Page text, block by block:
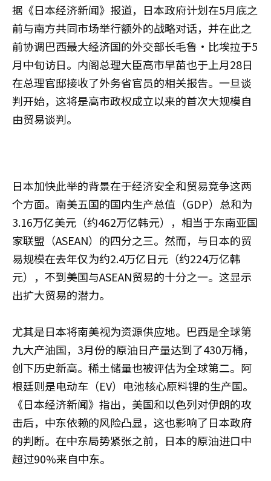
据《日本经济新闻》报道，日本政府计划在5月底之
前与南方共同市场举行额外的战略对话，并在此之
前协调巴西最大经济国的外交部长毛鲁·比埃拉于5
月中旬访日。内阁总理大臣高市早苗也于上月28日
在总理官邸接收了外务省官员的相关报告。一旦谈
判开始，这将是高市政权成立以来的首次大规模自
由贸易谈判。
日本加快此举的背景在于经济安全和贸易竞争这两
个方面。南美五国的国内生产总值（GDP）总和为
3.16万亿美元（约462万亿韩元），相当于东南亚国
家联盟（ASEAN）的四分之三。然而，与日本的贸
易规模在去年仅为约2.4万亿日元（约224万亿韩
元），不到美国与ASEAN贸易的十分之一。这显示
出扩大贸易的潜力。
尤其是日本将南美视为资源供应地。巴西是全球第
九大产油国，3月份的原油日产量达到了430万桶，
创下历史新高。稀土储量也被评估为全球第二。阿
根廷则是电动车（EV）电池核心原料锂的生产国。
《日本经济新闻》指出，美国和以色列对伊朗的攻
击后，中东依赖的风险凸显，这也影响了日本政府
的判断。在中东局势紧张之前，日本的原油进口中
超过90%来自中东。